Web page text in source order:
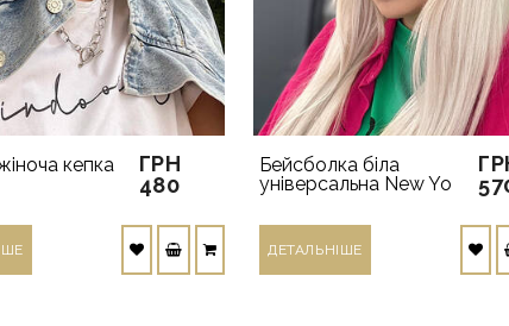
кепка
ГРН
480
Бейсболка біла
універсальна New Yo
ДЕТАЛЬНIШЕ